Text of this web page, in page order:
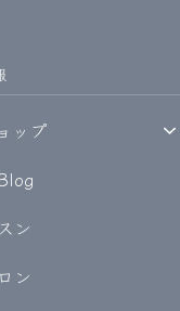
ップ
ン
ン